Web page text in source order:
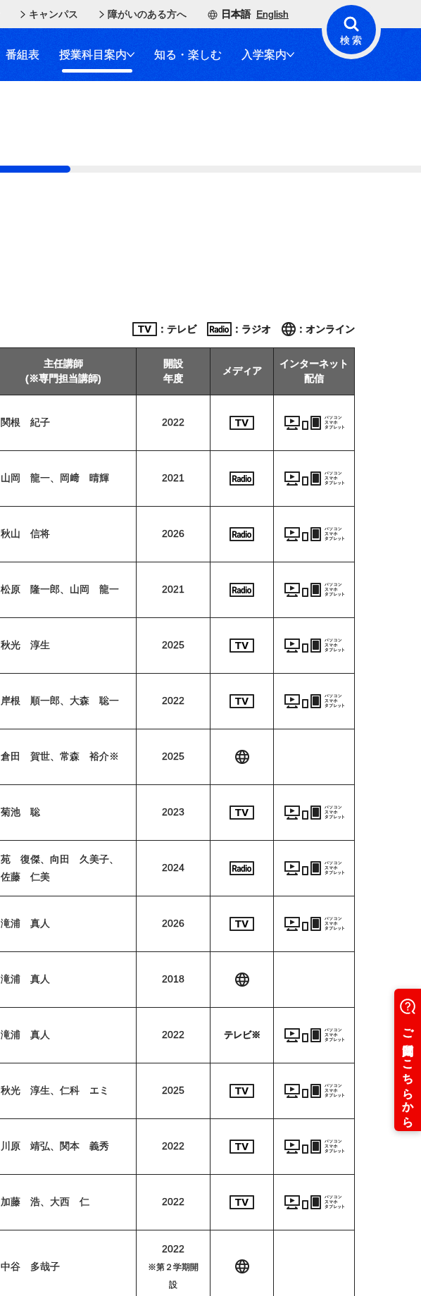
キャンパス 障がいのある方へ 日本語 English
番組表 授業科目案内 知る・楽しむ 入学案内
検索
: テレビ : ラジオ : オンライン
主任講師
(※専門担当講師)
開設
年度
メディア
インターネット
配信
関根 紀子 2022
山岡 龍一、岡﨑 晴輝 2021
秋山 信将 2026
松原 隆一郎、山岡 龍一 2021
秋光 淳生 2025
岸根 順一郎、大森 聡一 2022
倉田 賀世、常森 裕介※ 2025
菊池 聡 2023
苑 復傑、向田 久美子、
佐藤 仁美
2024
滝浦 真人 2026
滝浦 真人 2018
滝浦 真人 2022 テレビ※
秋光 淳生、仁科 エミ 2025
川原 靖弘、関本 義秀 2022
加藤 浩、大西 仁 2022
中谷 多哉子
2022
※第２学期開
設